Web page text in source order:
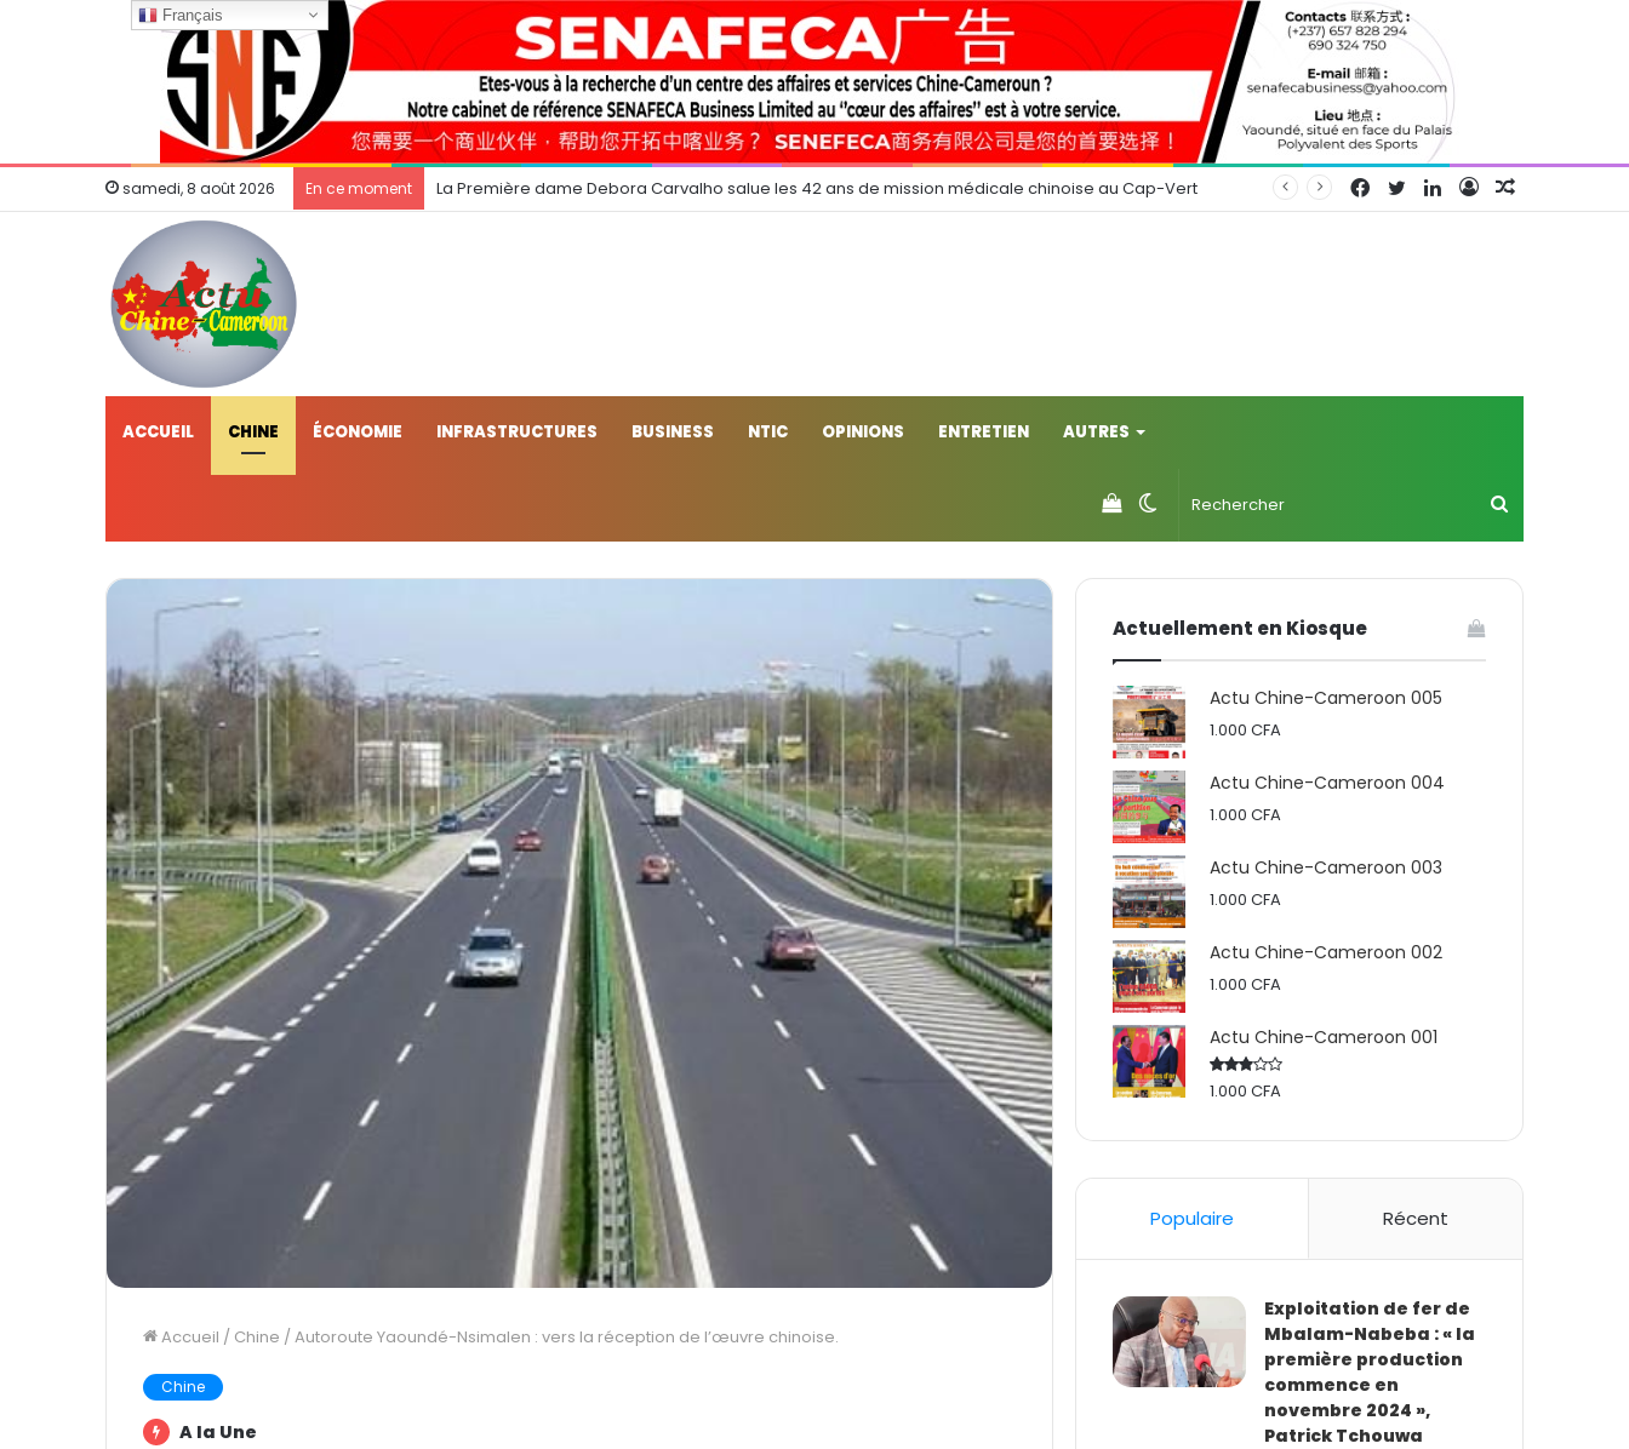
samedi, 8 août 2026 En ce moment La Première dame Debora Carvalho salue les 42 ans de mission médicale chinoise au Cap-Vert Connexion
Linkedin
Twitter
Facebook
ACCUEIL CHINE ÉCONOMIE INFRASTRUCTURES BUSINESS NTIC OPINIONS ENTRETIEN AUTRES
Switch
skin
Voir
votre
Accueil / Chine /Autoroute Yaoundé-Nsimalen : vers la réception de l’œuvre chinoise.
Chine
A la Une
Actuellement en Kiosque
Actu Chine-Cameroon 005
1.000CFA
Actu Chine-Cameroon 004
1.000CFA
Actu Chine-Cameroon 003
1.000CFA
Actu Chine-Cameroon 002
1.000CFA
Actu Chine-Cameroon 001
Rated
1.000CFA
Populaire Récent
Exploitation de fer de
Mbalam-Nabeba : « la
première production
commence en
novembre 2024 »,
Patrick Tchouwa
Français